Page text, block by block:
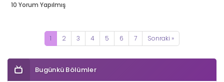
10 Yorum Yapılmış
1 2 3 4 5 6 7 Sonraki »
Bugünkü Bölümler